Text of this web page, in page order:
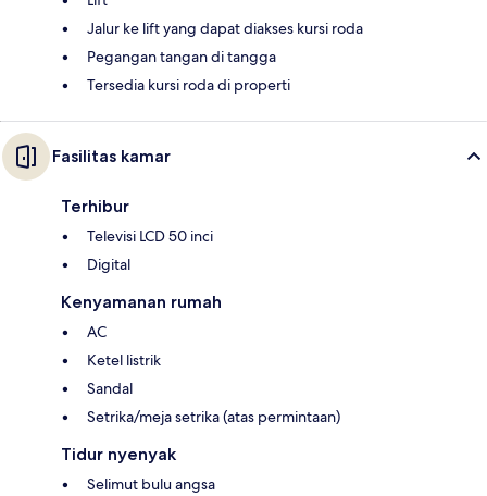
Jalur ke lift yang dapat diakses kursi roda
Pegangan tangan di tangga
Tersedia kursi roda di properti
Fasilitas kamar
Terhibur
Televisi LCD 50 inci
Digital
Kenyamanan rumah
AC
Ketel listrik
Sandal
Setrika/meja setrika (atas permintaan)
Tidur nyenyak
Selimut bulu angsa